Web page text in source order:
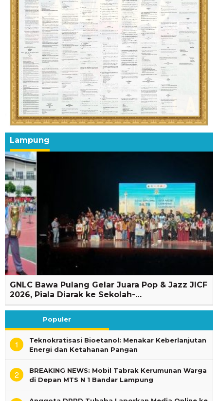
Lampung
GNLC Bawa Pulang Gelar Juara Pop & Jazz JICF
2026, Piala Diarak ke Sekolah-…
Populer
1
Teknokratisasi Bioetanol: Menakar Keberlanjutan
Energi dan Ketahanan Pangan
2
BREAKING NEWS: Mobil Tabrak Kerumunan Warga
di Depan MTS N 1 Bandar Lampung